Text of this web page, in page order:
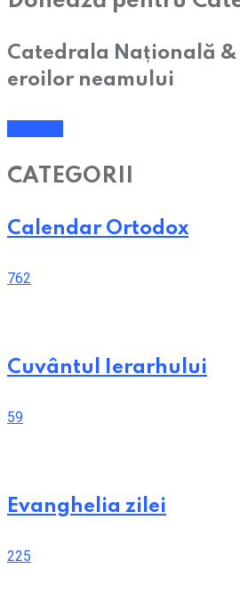
Catedrala Națională &
eroilor neamului
CATEGORII
Calendar Ortodox
762
Cuvântul Ierarhului
59
Evanghelia zilei
225